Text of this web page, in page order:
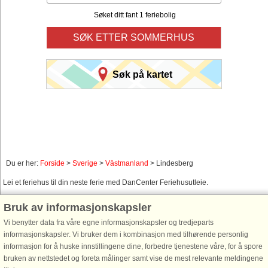
Søket ditt fant 1 feriebolig
SØK ETTER SOMMERHUS
Søk på kartet
Du er her: Forside > Sverige > Västmanland > Lindesberg
Lei et feriehus til din neste ferie med DanCenter Feriehusutleie.
Bruk vår smarte søkefunksjon nedenfor til å finne et ledig feriehus i nettopp det
området du ønsker. Du kan også filtrere søket, og velge om feriehuset for
eksempel skal ha sjøutsikt, svømmebasseng, oppvaskmaskin, internett osv.
Bruk av informasjonskapsler
Vi benytter data fra våre egne informasjonskapsler og tredjeparts
informasjonskapsler. Vi bruker dem i kombinasjon med tilhørende personlig
informasjon for å huske innstillingene dine, forbedre tjenestene våre, for å spore
bruken av nettstedet og foreta målinger samt vise de mest relevante meldingene